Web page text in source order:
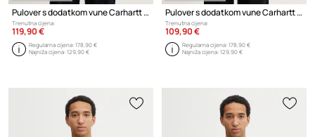
Pulover s dodatkom vune Carhartt WIP Bishop Sweater
Trenutna cijena:
119,90 €
Regularna cijena:178,90 €
Najniža cijena:129,90 €
Pulover s dodatkom vune Carhartt WIP Bishop Sweater
Trenutna cijena:
109,90 €
Regularna cijena:178,90 €
Najniža cijena:129,90 €